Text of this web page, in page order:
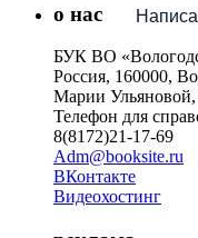
о нас
БУК ВО
Россия, 160000,
Марии Ульяновой,
Телефон для
8(8172)21-17-69
Adm@booksite.ru
ВКонтакте
Видеохостинг